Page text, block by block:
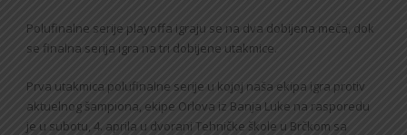
Polufinalne serije playoffa igraju se na dva dobijena meča, dok
se finalna serija igra na tri dobijene utakmice.
Prva utakmica polufinalne serije u kojoj naša ekipa igra protiv
aktuelnog šampiona, ekipe Orlova iz Banja Luke na rasporedu
je u subotu, 4. aprila u dvorani Tehničke škole u Brčkom sa